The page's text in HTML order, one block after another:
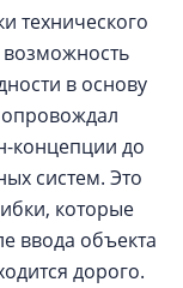
технического
возможность
в основу
концепции до
систем. Это
которые
ввода объекта
дорого.